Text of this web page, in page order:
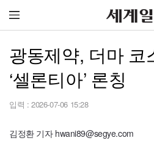
광동제약, 더마 코
‘셀론티아’ 론칭
입력 : 2026-07-06 15:28
김정환 기자 hwani89@segye.com